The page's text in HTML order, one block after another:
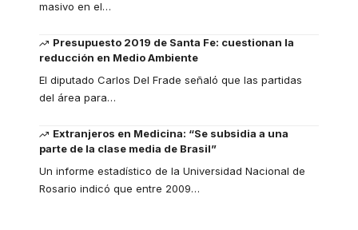
masivo en el…
Presupuesto 2019 de Santa Fe: cuestionan la
reducción en Medio Ambiente
El diputado Carlos Del Frade señaló que las partidas
del área para…
Extranjeros en Medicina: “Se subsidia a una
parte de la clase media de Brasil”
Un informe estadístico de la Universidad Nacional de
Rosario indicó que entre 2009…